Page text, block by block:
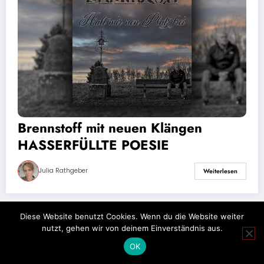
Brennstoff mit neuen Klängen
HASSERFÜLLTE POESIE
Julia Rathgeber Weiterlesen
Impressum Datenschutz
Diese Website benutzt Cookies. Wenn du die Website weiter
nutzt, gehen wir von deinem Einverständnis aus.
OK